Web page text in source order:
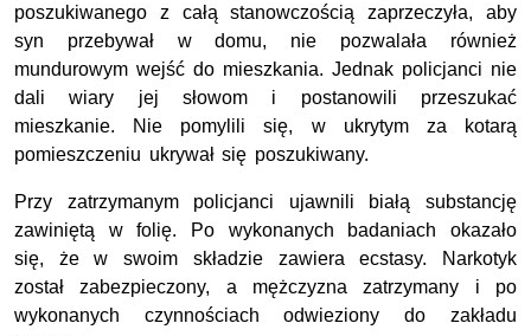
poszukiwanego z całą stanowczością zaprzeczyła, aby
syn przebywał w domu, nie pozwalała również
mundurowym wejść do mieszkania. Jednak policjanci nie
dali wiary jej słowom i postanowili przeszukać
mieszkanie. Nie pomylili się, w ukrytym za kotarą
pomieszczeniu ukrywał się poszukiwany.
Przy zatrzymanym policjanci ujawnili białą substancję
zawiniętą w folię. Po wykonanych badaniach okazało
się, że w swoim składzie zawiera ecstasy. Narkotyk
został zabezpieczony, a mężczyzna zatrzymany i po
wykonanych czynnościach odwieziony do zakładu